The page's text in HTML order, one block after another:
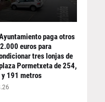
paga otros
euros para
tres lonjas de
Pormetxeta de 254,
191 metros